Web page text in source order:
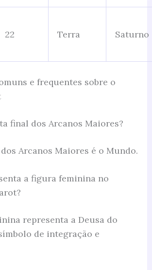
22 Terra Saturno
e frequentes sobre o
final dos Arcanos Maiores?
Arcanos Maiores é o Mundo.
a figura feminina no
representa a Deusa do
de integração e